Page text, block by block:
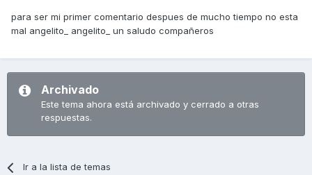
para ser mi primer comentario despues de mucho tiempo no esta
mal angelito_ angelito_ un saludo compañeros
Archivado
Este tema ahora está archivado y cerrado a otras
respuestas.
Ir a la lista de temas